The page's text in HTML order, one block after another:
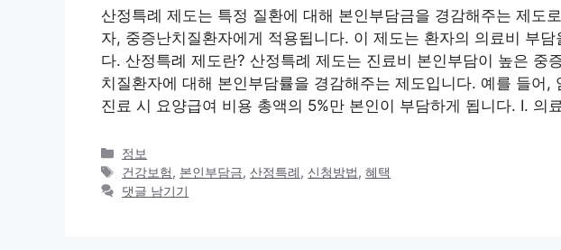
산정특례 제도는 특정 질환에 대해 본인부담금을 경감해주는 제도
자, 중증난치질환자에게 적용됩니다. 이 제도는 환자의 의료비 부
다. 산정특례 제도란? 산정특례 제도는 진료비 본인부담이 높은 중
치질환자에 대해 본인부담률을 경감해주는 제도입니다. 예를 들어,
진료 시 요양급여 비용 총액의 5%만 본인이 부담하게 됩니다. I. 의
카
테
고
정보
태
그
건강보험, 본인부담금,산정특례, 신청방법,혜택
댓글 남기기